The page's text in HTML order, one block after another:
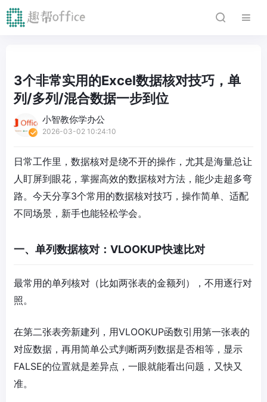
3个非常实用的Excel数据核对技巧，单
列/多列/混合数据一步到位
小智教你学办公
2026-03-02 10:24:10
日常工作里，数据核对是绕不开的操作，尤其是海量总让
人盯屏到眼花，掌握高效的数据核对方法，能少走超多弯
路。今天分享3个常用的数据核对技巧，操作简单、适配
不同场景，新手也能轻松学会。
一、单列数据核对：VLOOKUP快速比对
最常用的单列核对（比如两张表的金额列），不用逐行对
照。
在第二张表旁新建列，用VLOOKUP函数引用第一张表的
对应数据，再用简单公式判断两列数据是否相等，显示
FALSE的位置就是差异点，一眼就能看出问题，又快又
准。